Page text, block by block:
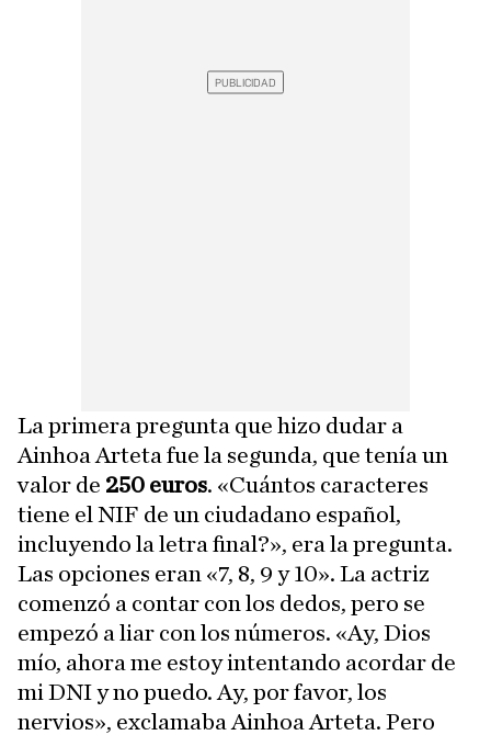
La primera pregunta que hizo dudar a
Ainhoa Arteta fue la segunda, que tenía un
valor de 250 euros. «Cuántos caracteres
tiene el NIF de un ciudadano español,
incluyendo la letra final?», era la pregunta.
Las opciones eran «7, 8, 9 y 10». La actriz
comenzó a contar con los dedos, pero se
empezó a liar con los números. «Ay, Dios
mío, ahora me estoy intentando acordar de
mi DNI y no puedo. Ay, por favor, los
nervios», exclamaba Ainhoa Arteta. Pero